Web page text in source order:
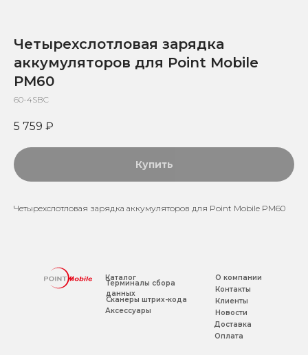
Четырехслотловая зарядка
аккумуляторов для Point Mobile
PM60
60-4SBC
5 759 ₽
Купить
Четырехслотловая зарядка аккумуляторов для Point Mobile PM60
Каталог
Контакты
Новости
Оплата
Доставка
Клиенты
О компании
Аксессуары
Терминалы сбора
данных
Сканеры штрих-кода